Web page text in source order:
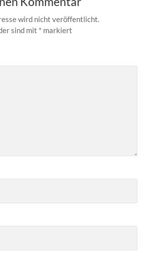
wird nicht veröffentlicht.
sind mit * markiert